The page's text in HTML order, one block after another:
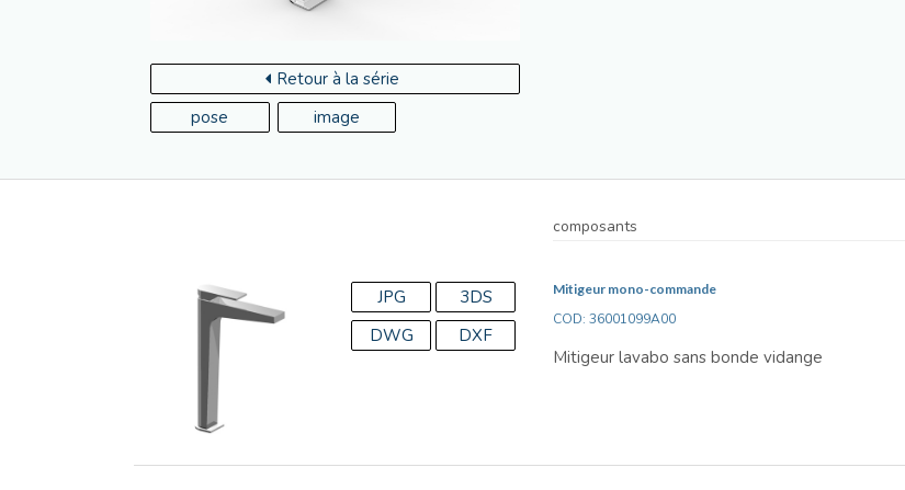
Retour à la série
pose
image
composants
JPG
3DS
DWG
DXF
Mitigeur mono-commande
COD: 36001099A00
Mitigeur lavabo sans bonde vidange